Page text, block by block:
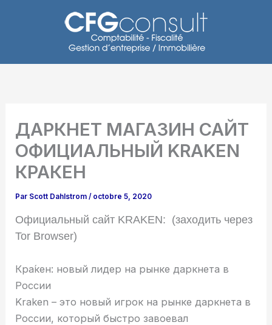
ДАРКНЕТ МАГАЗИН САЙТ
ОФИЦИАЛЬНЫЙ KRAKEN
КРАКЕН
Par Scott Dahlstrom/ octobre 5, 2020
Официальный сайт KRAKEN: (заходить через
Tor Browser)
Кра́кен: новый лидер на рынке даркнета в
России
Kraken – это новый игрок на рынке даркнета в
России, который быстро завоевал